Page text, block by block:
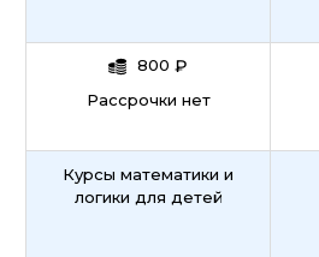
800 ₽
Рассрочки нет
Курсы математики и
логики для детей